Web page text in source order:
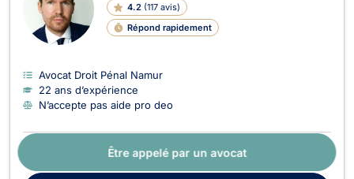
Être appelé par un avocat
4.2 (117 avis)
Répond rapidement
Avocat Droit Pénal Namur
22 ans d’expérience
N’accepte pas aide pro deo
Pugnacité, Technicité, Humanité et Efficacité.